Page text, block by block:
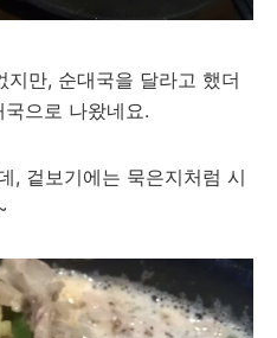
만, 순대국을 달라고 했더
으로 나왔네요.
, 겉보기에는 묵은지처럼 시